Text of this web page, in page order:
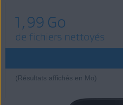
1,99 Go
de fichiers nettoyés
(Résultats affichés en Mo)